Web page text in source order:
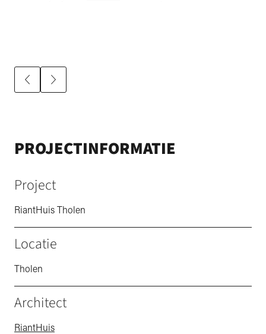
PROJECTINFORMATIE
Project
RiantHuis Tholen
Locatie
Tholen
Architect
RiantHuis